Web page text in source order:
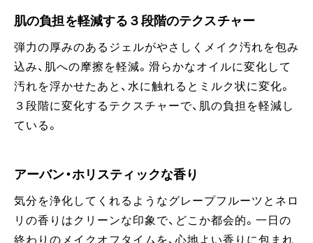
肌の負担を軽減する３段階のテクスチャー
弾力の厚みのあるジェルがやさしくメイク汚れを包み
込み、肌への摩擦を軽減。滑らかなオイルに変化して
汚れを浮かせたあと、水に触れるとミルク状に変化。
３段階に変化するテクスチャーで、肌の負担を軽減し
ている。
アーバン・ホリスティックな香り
気分を浄化してくれるようなグレープフルーツとネロ
リの香りはクリーンな印象で、どこか都会的。一日の
終わりのメイクオフタイムを、心地よい香りに包まれ